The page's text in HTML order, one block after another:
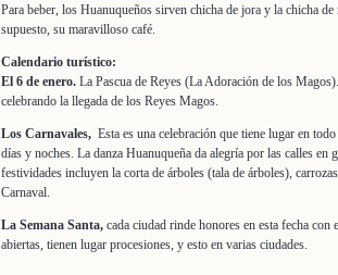
Para beber, los Huanuqueños sirven chicha de jora y la chicha
supuesto, su maravilloso café.
Calendario turístico:
El 6 de enero. La Pascua de Reyes (La Adoración de los
celebrando la llegada de los Reyes Magos.
Los Carnavales, Esta es una celebración que tiene lugar en
días y noches. La danza Huanuqueña da alegría por las calles en
festividades incluyen la corta de árboles (tala de árboles),
Carnaval.
La Semana Santa, cada ciudad rinde honores en esta fecha
abiertas, tienen lugar procesiones, y esto en varias ciudades.